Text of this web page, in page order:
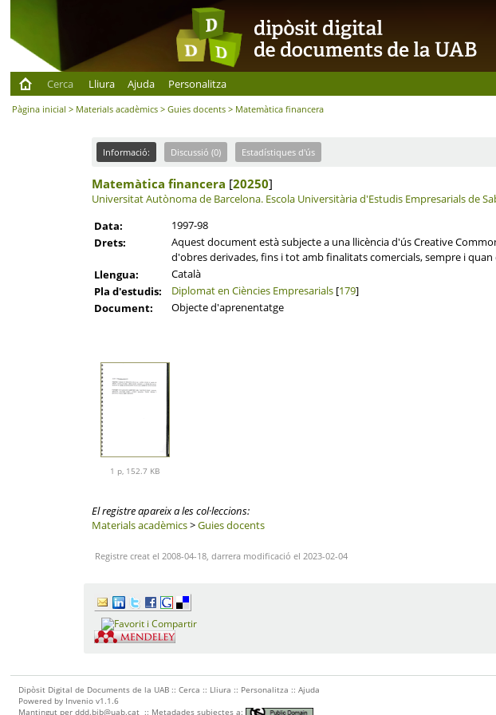
Cerca
Lliura Ajuda Personalitza
Pàgina inicial > Materials acadèmics >Guies docents > Matemàtica financera
Informació: Discussió (0) Estadístiques d'ús
Matemàtica financera [20250]
Universitat Autònoma de Barcelona. Escola Universitària d'Estudis Empresarials de
Data:
1997-98
Drets:
Aquest document està subjecte a una llicència d'ús Creative
d'obres derivades, fins i tot amb finalitats comercials, sempre i
Llengua:
Català
Pla d'estudis:
Diplomat en Ciències Empresarials[179]
Document:
Objecte d'aprenentatge
1 p, 152.7 KB
El registre apareix a les col·leccions:
Materials acadèmics>Guies docents
Registre creat el 2008-04-18, darrera modificació el 2023-02-04
Dipòsit Digital de Documents de la UAB ::Cerca :: Lliura :: Personalitza ::Ajuda
Powered by Invenio v1.1.6
Mantingut perddd.bib@uab.cat :: Metadades subjectes a: